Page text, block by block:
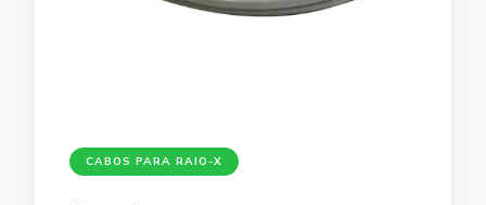
CABOS PARA RAIO-X